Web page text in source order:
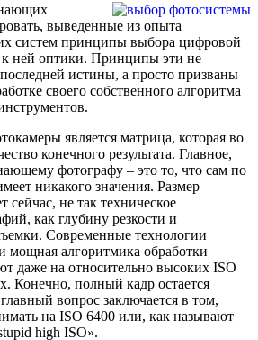
выведенные из опыта
систем принципы выбора цифровой
ней оптики. Принципы эти не
истины, а просто призваны
своего собственного алгоритма
является матрица, которая во
конечного результата. Главное,
фотографу – это то, что сам по
никакого значения. Размер
сейчас, не так техническое
как глубину резкости и
Современные технологии
мощная алгоритмика обработки
даже на относительно высоких ISO
Конечно, полный кадр остается
вопрос заключается в том,
на ISO 6400 или, как называют
high ISO».